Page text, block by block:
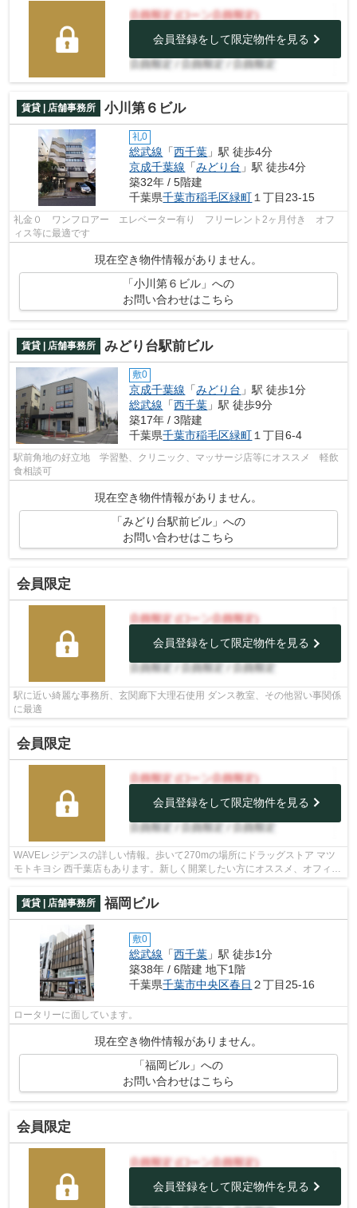
会員登録をして限定物件を見る
賃貸 | 店舗事務所 小川第６ビル
礼0
総武線 「西千葉 」駅 徒歩4分
京成千葉線 「みどり台 」駅 徒歩4分
築32年 / 5階建
千葉県千葉市稲毛区緑町 １丁目23-15
礼金０ ワンフロアー エレベーター有り フリーレント2ヶ月付き オフ
ィス等に最適です
現在空き物件情報がありません。
「小川第６ビル」への
お問い合わせはこちら
賃貸 | 店舗事務所 みどり台駅前ビル
敷0
京成千葉線 「みどり台 」駅 徒歩1分
総武線 「西千葉 」駅 徒歩9分
築17年 / 3階建
千葉県千葉市稲毛区緑町 １丁目6-4
駅前角地の好立地 学習塾、クリニック、マッサージ店等にオススメ 軽飲
食相談可
現在空き物件情報がありません。
「みどり台駅前ビル」への
お問い合わせはこちら
会員限定
会員登録をして限定物件を見る
駅に近い綺麗な事務所、玄関廊下大理石使用 ダンス教室、その他習い事関係
に最適
会員限定
会員登録をして限定物件を見る
WAVEレジデンスの詳しい情報。歩いて270mの場所にドラッグストア マツ
モトキヨシ 西千葉店もあります。新しく開業したい方にオススメ、オフィス
にもなる物件です。お手入れも簡単なエ...
賃貸 | 店舗事務所
福岡ビル
敷0
総武線 「西千葉 」駅 徒歩1分
築38年 / 6階建 地下1階
千葉県千葉市中央区春日 ２丁目25-16
ロータリーに面しています。
現在空き物件情報がありません。
「福岡ビル」への
お問い合わせはこちら
会員限定
会員登録をして限定物件を見る